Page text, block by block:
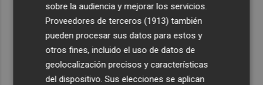
sobre la audiencia y mejorar los servicios.
Proveedores de terceros (1913) también
pueden procesar sus datos para estos y
otros fines, incluido el uso de datos de
geolocalización precisos y características
del dispositivo. Sus elecciones se aplican